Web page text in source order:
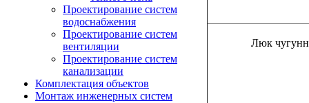
Проектирование систем
водоснабжения
Проектирование систем
вентиляции
Проектирование систем
канализации
Комплектация объектов
Монтаж инженерных систем
Люк